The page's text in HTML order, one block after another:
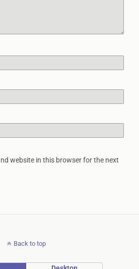
website in this browser for the next
Back to top